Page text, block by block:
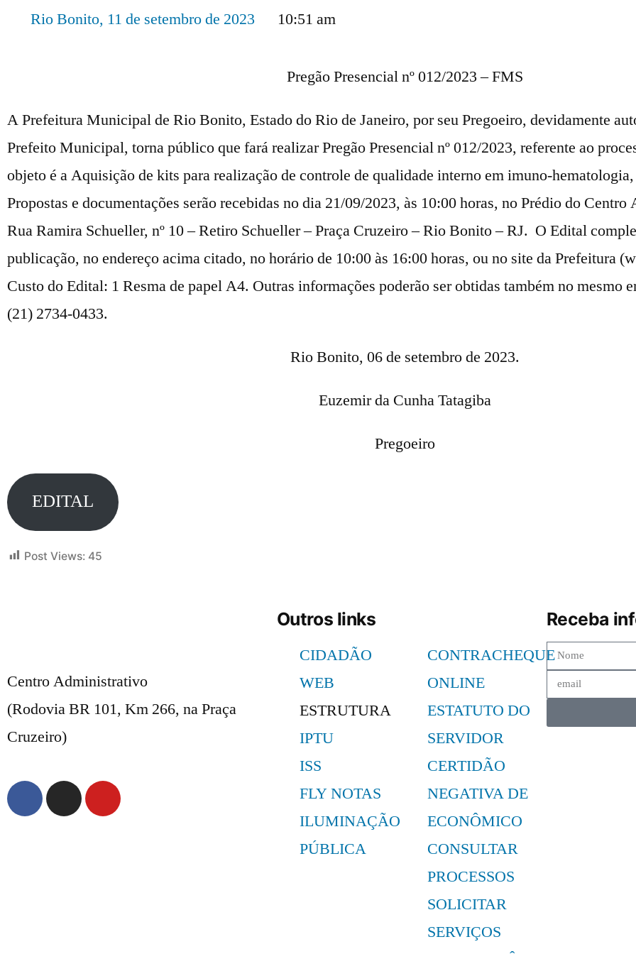
Rio Bonito, 11 de setembro de 2023 10:51 am
Pregão Presencial nº 012/2023 – FMS
A Prefeitura Municipal de Rio Bonito, Estado do Rio de Janeiro, por seu Pregoeiro, devidamente
Prefeito Municipal, torna público que fará realizar Pregão Presencial nº 012/2023, referente ao
objeto é a Aquisição de kits para realização de controle de qualidade interno em imuno-
Propostas e documentações serão recebidas no dia 21/09/2023, às 10:00 horas, no Prédio do
Rua Ramira Schueller, nº 10 – Retiro Schueller – Praça Cruzeiro – Rio Bonito – RJ. O Edital
publicação, no endereço acima citado, no horário de 10:00 às 16:00 horas, ou no site da Prefeitura
Custo do Edital: 1 Resma de papel A4. Outras informações poderão ser obtidas também no mesmo
(21) 2734-0433.
Rio Bonito, 06 de setembro de 2023.
Euzemir da Cunha Tatagiba
Pregoeiro
EDITAL
Post Views: 45
Centro Administrativo
(Rodovia BR 101, Km 266, na Praça
Cruzeiro)
Outros links
CIDADÃO
WEB
ESTRUTURA
IPTU
ISS
FLY NOTAS
ILUMINAÇÃO
PÚBLICA
CONTRACHEQUE
ONLINE
ESTATUTO DO
SERVIDOR
CERTIDÃO
NEGATIVA DE
ECONÔMICO
CONSULTAR
PROCESSOS
SOLICITAR
SERVIÇOS
Receba